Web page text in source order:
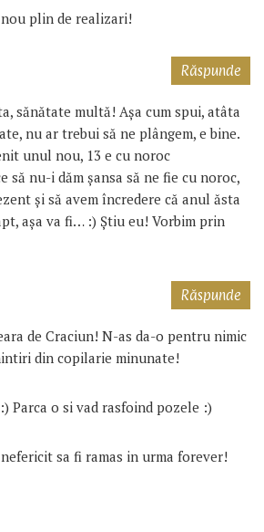
plin de realizari!
sănătate multă! Aşa cum spui, atâta
nu ar trebui să ne plângem, e bine.
unul nou, 13 e cu noroc
să nu-i dăm şansa să ne fie cu noroc,
şi să avem încredere că anul ăsta
aşa va fi… :) Ştiu eu! Vorbim prin
Răspunde
de Craciun! N-as da-o pentru nimic
din copilarie minunate!
Parca o si vad rasfoind pozele :)
sa fi ramas in urma forever!
Răspunde